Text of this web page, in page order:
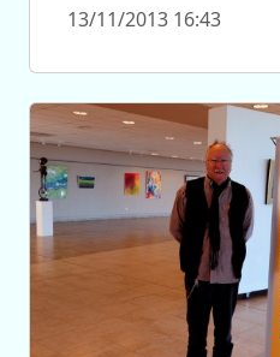
13/11/2013 16:43